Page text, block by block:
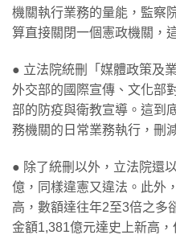
機關執行業務的量能，監察
算直接關閉一個憲政機關，
● 立法院統刪「媒體政策及
外交部的國際宣傳、文化部
部的防疫與衛教宣導。這到
務機關的日常業務執行，刪
● 除了統刪以外，立法院還
億，同樣違憲又違法。此外
高，數額達往年2至3倍之多
金額1,381億元達史上新高